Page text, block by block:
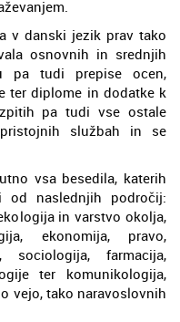
v danski jezik prav tako
osnovnih in srednjih
pa tudi prepise ocen,
ter diplome in dodatke k
pa tudi vse ostale
službah in se
vsa besedila, katerih
od naslednjih področij:
in varstvo okolja,
ekonomija, pravo,
sociologija, farmacija,
ter komunikologija,
vejo, tako naravoslovnih